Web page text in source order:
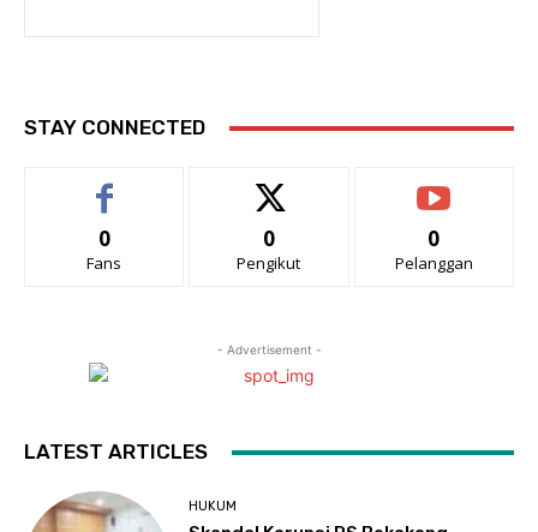
STAY CONNECTED
0
Fans
0
Pengikut
0
Pelanggan
- Advertisement -
LATEST ARTICLES
HUKUM